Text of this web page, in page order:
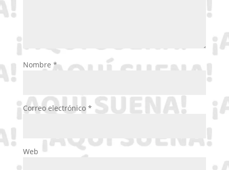
Nombre *
Correo electrónico *
Web